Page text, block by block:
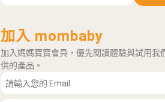
加入 mombaby
加入媽媽寶寶會員，優先閱讀體驗與試用我
供的產品。